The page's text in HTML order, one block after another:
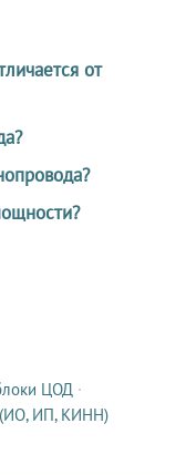
от
ЦОД ·
(ИО, ИП, КИНН)